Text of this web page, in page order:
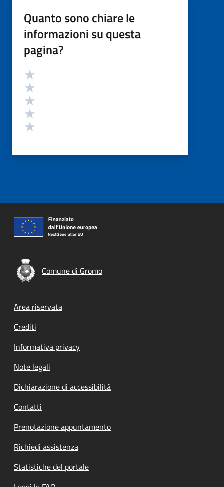
Quanto sono chiare le
informazioni su questa
pagina?
Valutazione
Comune di Gromo
Footer menu
Area riservata
Crediti
Informativa privacy
Note legali
Dichiarazione di accessibilità
Contatti
Prenotazione appuntamento
Richiedi assistenza
Statistiche del portale